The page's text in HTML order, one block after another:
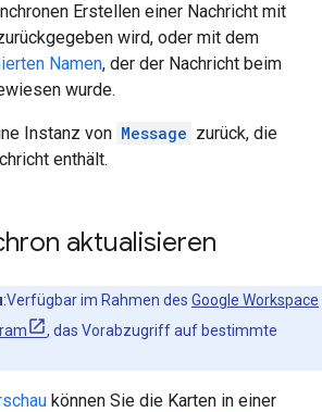
Erstellen einer Nachricht mit
wird, oder mit dem
Namen, der der Nachricht beim
wurde.
Instanz von Message zurück, die
enthält.
aktualisieren
:Verfügbar im Rahmen des Google Workspace
, das Vorabzugriff auf bestimmte
können Sie die Karten in einer